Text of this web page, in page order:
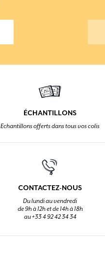
ÉCHANTILLONS
Echantillons offerts dans tous vos colis
CONTACTEZ-NOUS
Du lundi au vendredi
de 9h à 12h et de 14h à 18h
au +33 4 92 42 34 34